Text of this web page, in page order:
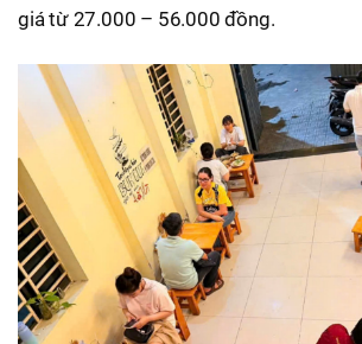
giá từ 27.000 – 56.000 đồng.